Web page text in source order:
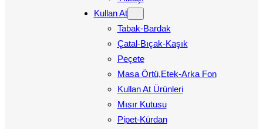
Kullan At
Tabak-Bardak
Çatal-Bıçak-Kaşık
Peçete
Masa Örtü,Etek-Arka Fon
Kullan At Ürünleri
Mısır Kutusu
Pipet-Kürdan